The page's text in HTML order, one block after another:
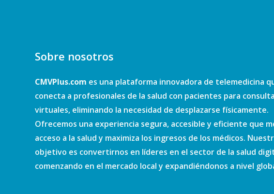
Sobre nosotros
CMVPlus.com es una plataforma innovadora de telemedicina
conecta a profesionales de la salud con pacientes para
virtuales, eliminando la necesidad de desplazarse físicamente.
Ofrecemos una experiencia segura, accesible y eficiente que
acceso a la salud y maximiza los ingresos de los médicos.
objetivo es convertirnos en líderes en el sector de la salud
comenzando en el mercado local y expandiéndonos a nivel